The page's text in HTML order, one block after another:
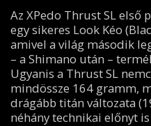
Az XPedo Thrust SL első
egy sikeres Look Kéo
amivel a világ második
– a Shimano után –
Ugyanis a Thrust SL
mindössze 164 gramm,
drágább titán változata
néhány technikai előnyt